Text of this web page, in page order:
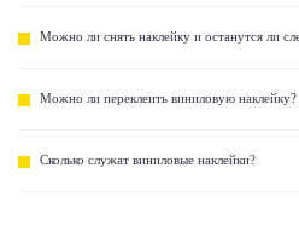
Можно ли снять наклейку и останутся ли
Можно ли переклеить виниловую наклейку?
Сколько служат виниловые наклейки?